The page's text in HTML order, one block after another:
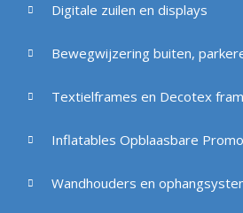
Digitale zuilen en displays
Bewegwijzering buiten,
Textielframes en Decotex
Inflatables Opblaasbare
Wandhouders en